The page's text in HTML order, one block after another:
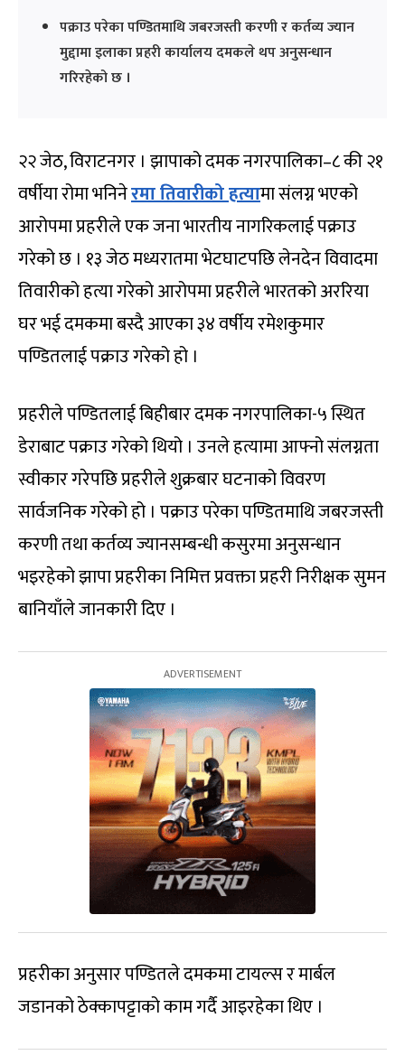
पक्राउ परेका पण्डितमाथि जबरजस्ती करणी र कर्तव्य ज्यान
मुद्दामा इलाका प्रहरी कार्यालय दमकले थप अनुसन्धान
गरिरहेको छ ।
२२ जेठ, विराटनगर । झापाको दमक नगरपालिका–८ की २१
वर्षीया रोमा भनिनेरमा तिवारीको हत्यामा संलग्न भएको
आरोपमा प्रहरीले एक जना भारतीय नागरिकलाई पक्राउ
गरेको छ । १३ जेठ मध्यरातमा भेटघाटपछि लेनदेन विवादमा
तिवारीको हत्या गरेको आरोपमा प्रहरीले भारतको अररिया
घर भई दमकमा बस्दै आएका ३४ वर्षीय रमेशकुमार
पण्डितलाई पक्राउ गरेको हो ।
प्रहरीले पण्डितलाई बिहीबार दमक नगरपालिका-५ स्थित
डेराबाट पक्राउ गरेको थियो । उनले हत्यामा आफ्नो संलग्नता
स्वीकार गरेपछि प्रहरीले शुक्रबार घटनाको विवरण
सार्वजनिक गरेको हो । पक्राउ परेका पण्डितमाथि जबरजस्ती
करणी तथा कर्तव्य ज्यानसम्बन्धी कसुरमा अनुसन्धान
भइरहेको झापा प्रहरीका निमित्त प्रवक्ता प्रहरी निरीक्षक सुमन
बानियाँले जानकारी दिए ।
प्रहरीका अनुसार पण्डितले दमकमा टायल्स र मार्बल
जडानको ठेक्कापट्टाको काम गर्दै आइरहेका थिए ।